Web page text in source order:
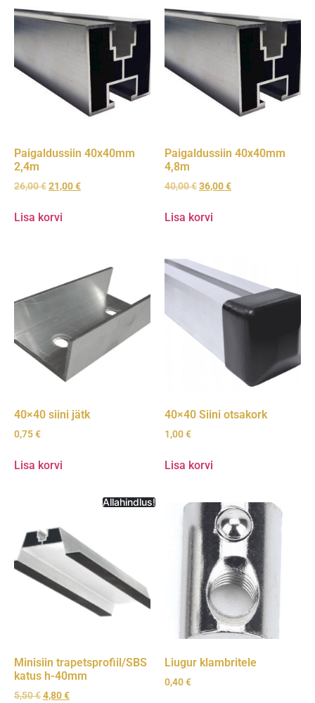
Paigaldussiin 40x40mm
2,4m
26,00€21,00€
Lisa korvi
Paigaldussiin 40x40mm
4,8m
40,00€36,00€
Lisa korvi
40×40 siini jätk
0,75€
Lisa korvi
40×40 Siini otsakork
1,00€
Lisa korvi
Allahindlus!
Minisiin trapetsprofiil/SBS
katus h-40mm
5,50€4,80€
Liugur klambritele
0,40€